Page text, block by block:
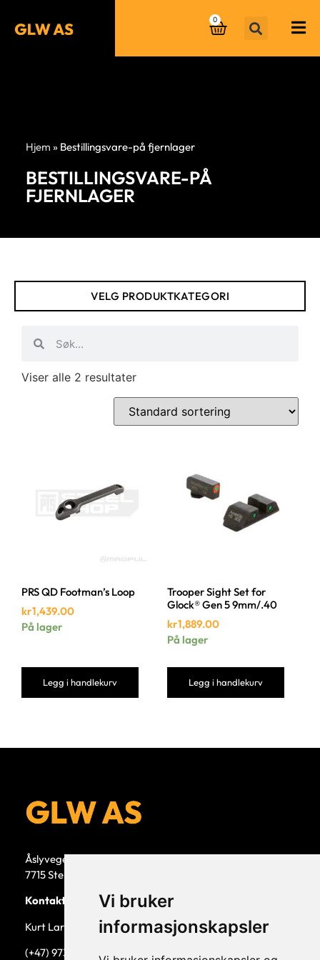
Vi bruker
informasjonskapsler
0
Hjem » Bestillingsvare-på fjernlager
BESTILLINGSVARE-PÅ
FJERNLAGER
VELG PRODUKTKATEGORI
Viser alle 2 resultater
PRS QD Footman’s Loop
kr1,439.00
På lager
Legg i handlekurv
Trooper Sight Set for
Glock® Gen 5 9mm/.40
kr1,889.00
På lager
Legg i handlekurv
Åslyvegen 5b
7715 Steinkjer
Kontaktperson
Kurt Larsen, daglig leder.
(+47) 973 33 332